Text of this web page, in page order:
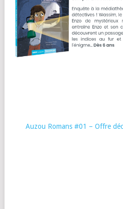
Auzou Romans #01 – Offre